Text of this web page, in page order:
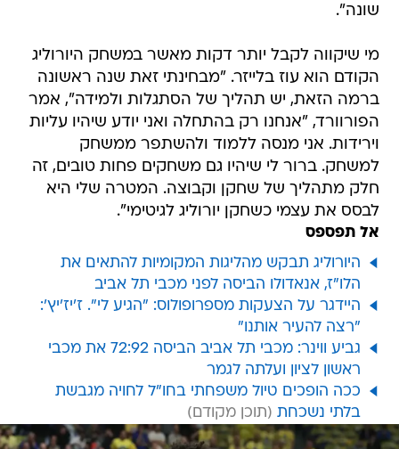
שונה".
מי שיקווה לקבל יותר דקות מאשר במשחק היורוליג
הקודם הוא עוז בלייזר. "מבחינתי זאת שנה ראשונה
ברמה הזאת, יש תהליך של הסתגלות ולמידה", אמר
הפורוורד, "אנחנו רק בהתחלה ואני יודע שיהיו עליות
וירידות. אני מנסה ללמוד ולהשתפר ממשחק
למשחק. ברור לי שיהיו גם משחקים פחות טובים, זה
חלק מתהליך של שחקן וקבוצה. המטרה שלי היא
לבסס את עצמי כשחקן יורוליג לגיטימי".
אל תפספס
היורוליג תבקש מהליגות המקומיות להתאים את
הלו"ז, אנאדולו הביסה לפני מכבי תל אביב
היידגר על הצעקות מספרופולוס: "הגיע לי". ז'יז'יץ':
"רצה להעיר אותנו"
גביע ווינר: מכבי תל אביב הביסה 72:92 את מכבי
ראשון לציון ועלתה לגמר
ככה הופכים טיול משפחתי בחו"ל לחויה מגבשת
בלתי נשכחת